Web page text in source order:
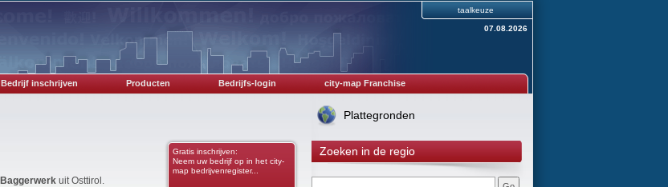
taalkeuze
07.08.2026
Bedrijf inschrijven Producten Bedrijfs-login city-map Franchise
Gratis inschrijven:
Neem uw bedrijf op in het city-
map bedrijvenregister...
Baggerwerkuit Osttirol.
Plattegronden
Zoeken in de regio